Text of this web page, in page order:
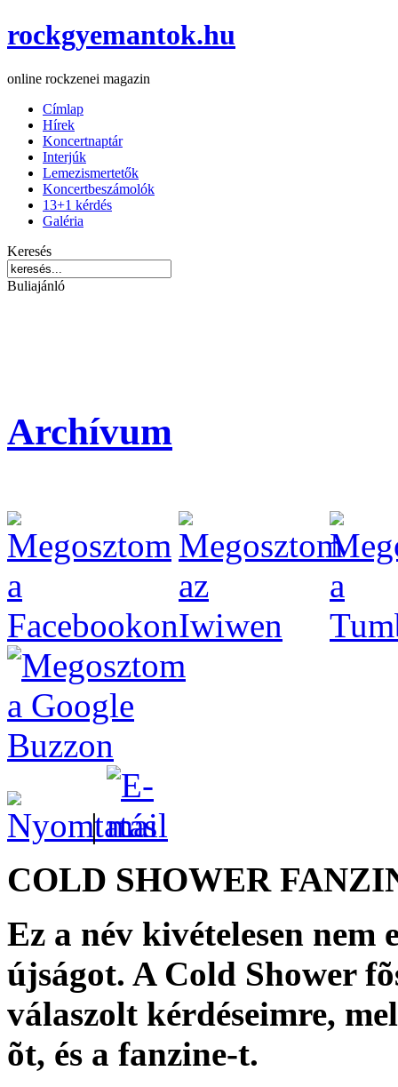
rockgyemantok.hu
online rockzenei magazin
Címlap
Hírek
Koncertnaptár
Interjúk
Lemezismertetők
Koncertbeszámolók
13+1 kérdés
Galéria
Keresés
Buliajánló
Archívum
|
COLD SHOWER
Ez a név kivételesen nem
újságot. A Cold Shower
válaszolt kérdéseimre,
õt, és a fanzine-t.